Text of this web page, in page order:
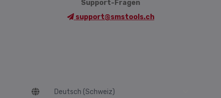
Support-Fragen
support@smstools.ch